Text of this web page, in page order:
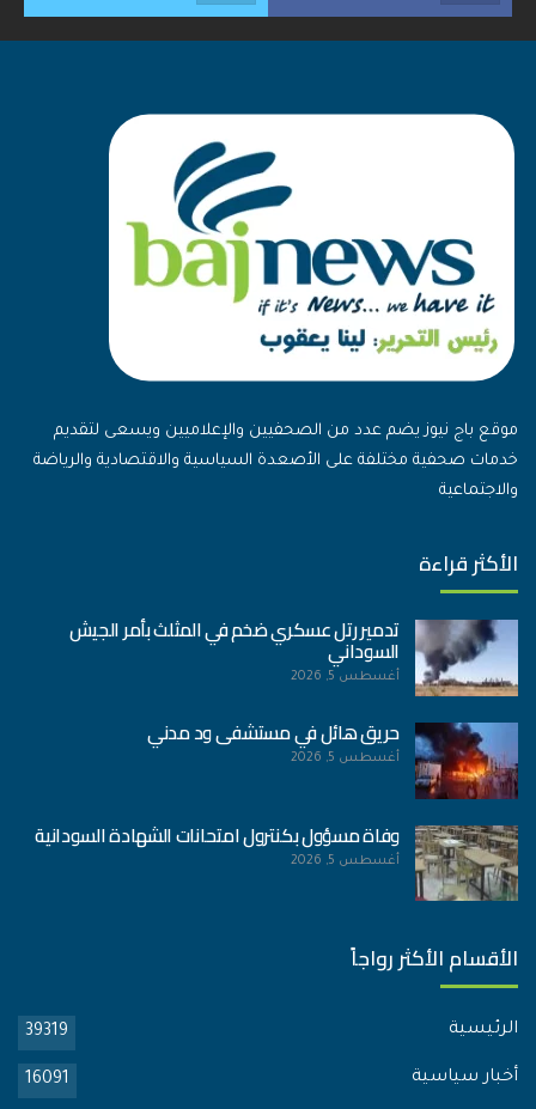
موقع باج نيوز يضم عدد من الصحفيين والإعلاميين ويسعى لتقديم
خدمات صحفية مختلفة على الأصعدة السياسية والاقتصادية والرياضة
والاجتماعية
الأكثر قراءة
تدمير رتل عسكري ضخم في المثلث بأمر الجيش
السوداني
أغسطس 5, 2026
حريق هائل في مستشفى ود مدني
أغسطس 5, 2026
وفاة مسؤول بكنترول امتحانات الشهادة السودانية
أغسطس 5, 2026
الأقسام الأكثر رواجاً
الرئيسية 39319
أخبار سياسية 16091